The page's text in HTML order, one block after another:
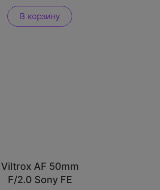
В корзину
Viltrox AF 50mm
F/2.0 Sony FE